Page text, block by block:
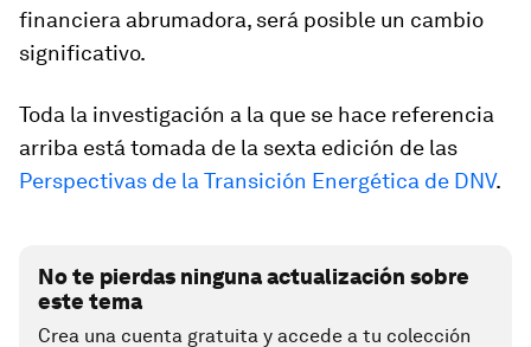
financiera abrumadora, será posible un cambio
significativo.
Toda la investigación a la que se hace referencia
arriba está tomada de la sexta edición de las
Perspectivas de la Transición Energética de DNV.
No te pierdas ninguna actualización sobre
este tema
Crea una cuenta gratuita y accede a tu colección